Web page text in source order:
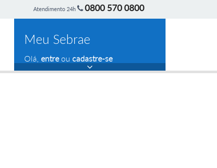
Atendimento 24h 0800 570 0800
Meu Sebrae
Olá, entreou cadastre-se